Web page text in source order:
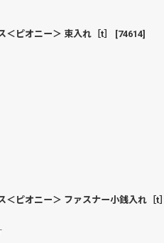
＜ピオニー＞ 束入れ［t］ [74614]
＜ピオニー＞ ファスナー小銭入れ［t］